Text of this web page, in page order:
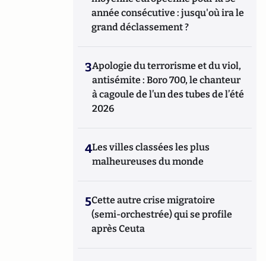
littérature et à ceux qui la font : « Atlantico-
Litterati ».
année consécutive : jusqu'où ira le
grand déclassement ?
3Apologie du terrorisme et du viol,
antisémite : Boro 700, le chanteur
à cagoule de l’un des tubes de l’été
2026
4Les villes classées les plus
malheureuses du monde
5Cette autre crise migratoire
(semi-orchestrée) qui se profile
après Ceuta